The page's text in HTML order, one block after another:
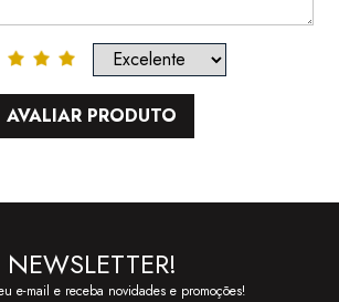
AVALIAR PRODUTO
NEWSLETTER!
e-mail e receba novidades e promoções!